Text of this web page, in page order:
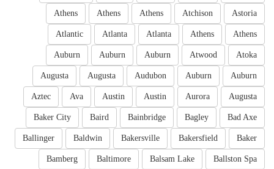
Astoria
Atchison
Athens
Athens
Athens
Athens
Athens
Atlanta
Atlanta
Atlantic
Atoka
Atwood
Auburn
Auburn
Auburn
Auburn
Auburn
Audubon
Augusta
Augusta
Augusta
Aurora
Austin
Austin
Ava
Aztec
Bad Axe
Bagley
Bainbridge
Baird
Baker City
Baker
Bakersfield
Bakersville
Baldwin
Ballinger
Ballston Spa
Balsam Lake
Baltimore
Bamberg